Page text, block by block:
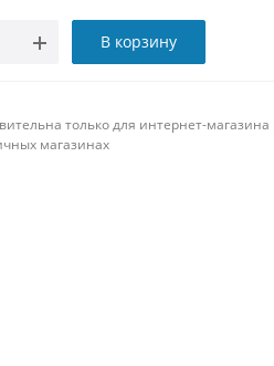
В корзину
только для интернет-
магазинах